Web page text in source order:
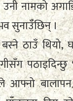
नामको
सुनाउँछिन् ।
ठाउँ थियो,
पठाइदिन्छु
आफ्नो